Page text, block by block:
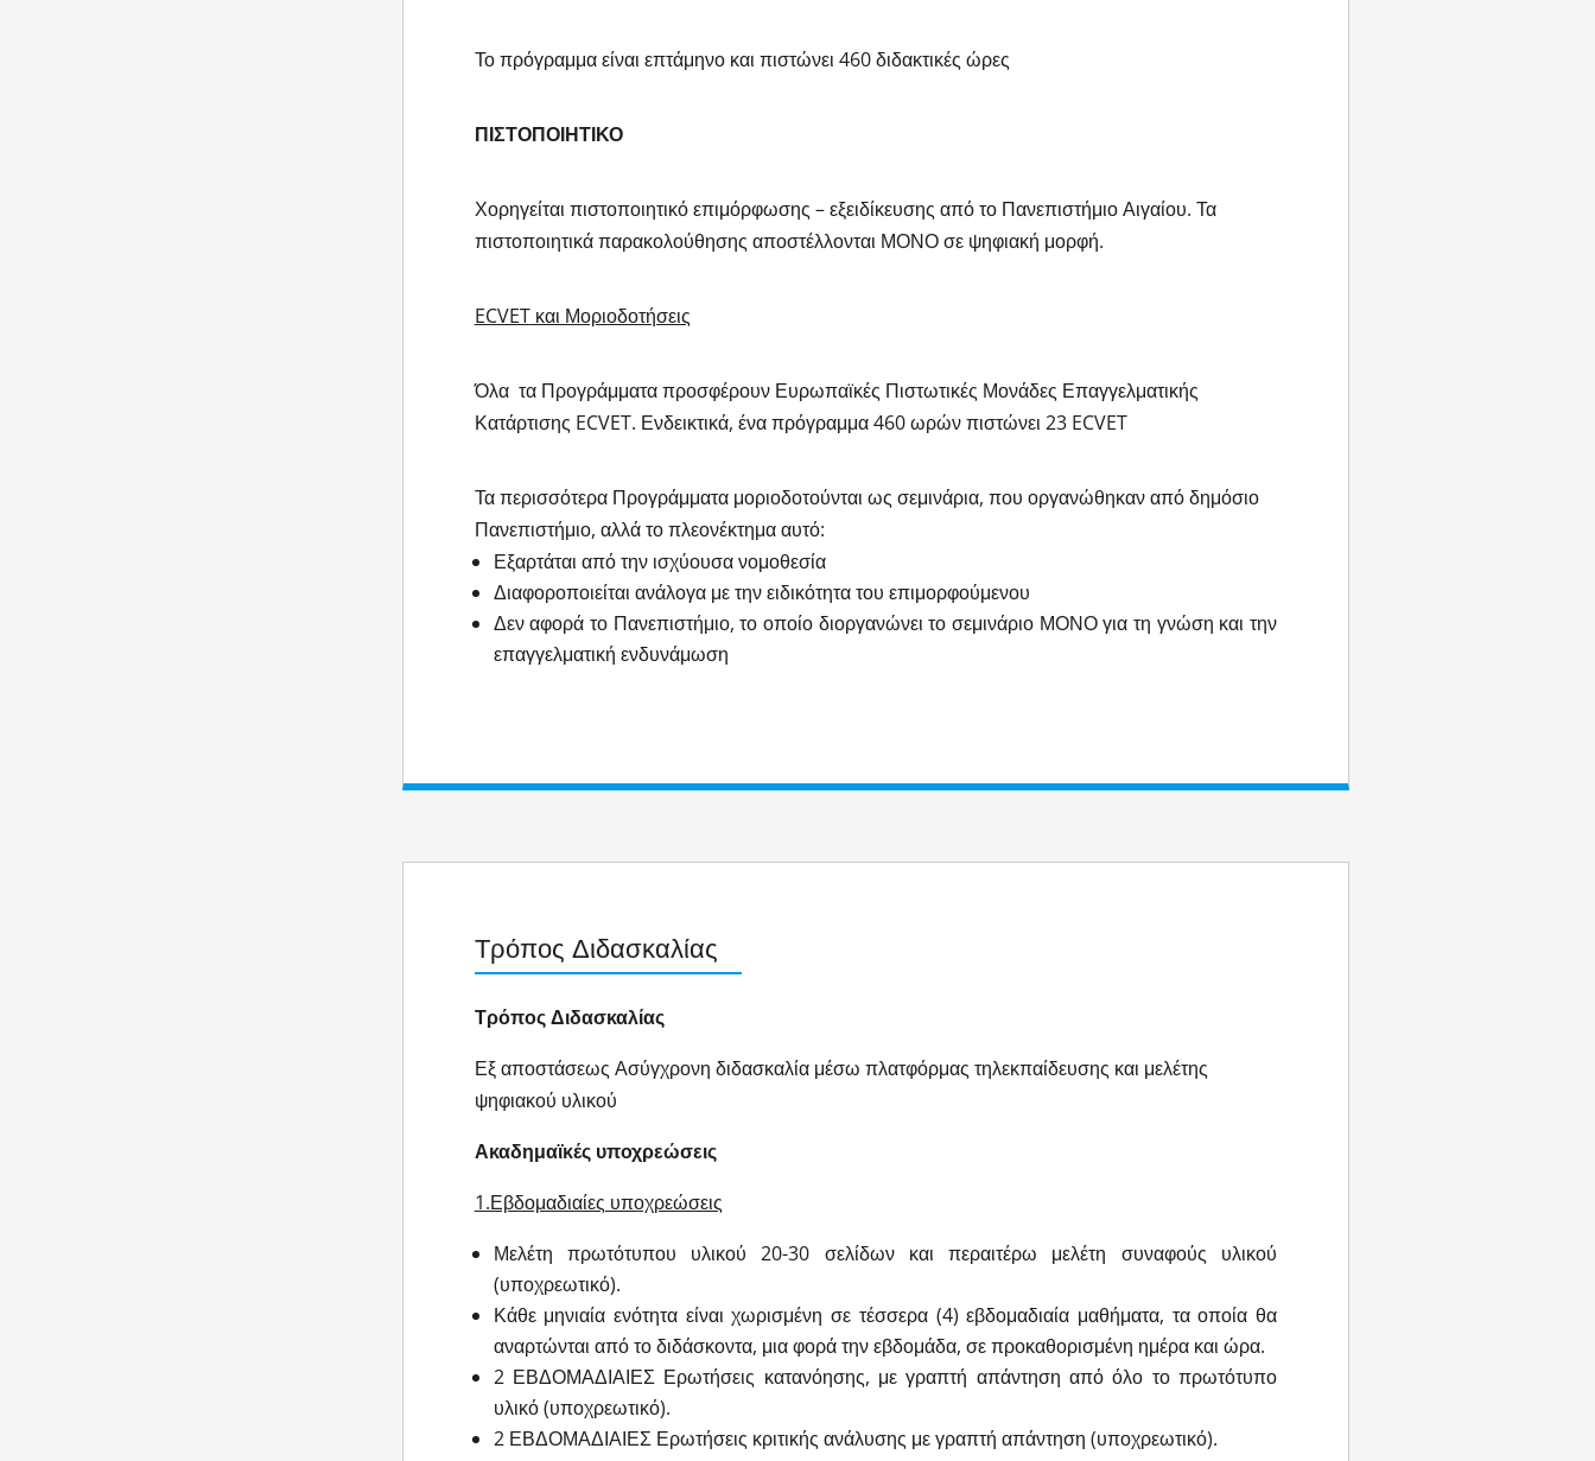
Το πρόγραμμα είναι επτάμηνο και πιστώνει 460 διδακτικές ώρες
ΠΙΣΤΟΠΟΙΗΤΙΚΟ
Χορηγείται πιστοποιητικό επιμόρφωσης – εξειδίκευσης από το Πανεπιστήμιο Αιγαίου. Τα
πιστοποιητικά παρακολούθησης αποστέλλονται ΜΟΝΟ σε ψηφιακή μορφή.
ECVETκαι Μοριοδοτήσεις
Όλα τα Προγράμματα προσφέρουν Ευρωπαϊκές Πιστωτικές Μονάδες Επαγγελματικής
Κατάρτισης ECVET. Ενδεικτικά, ένα πρόγραμμα 460 ωρών πιστώνει 23 ECVET
Τα περισσότερα Προγράμματα μοριοδοτούνται ως σεμινάρια, που οργανώθηκαν από δημόσιο
Πανεπιστήμιο, αλλά το πλεονέκτημα αυτό:
Εξαρτάται από την ισχύουσα νομοθεσία
Διαφοροποιείται ανάλογα με την ειδικότητα του επιμορφούμενου
Δεν αφορά το Πανεπιστήμιο, το οποίο διοργανώνει το σεμινάριο ΜΟΝΟ για τη γνώση και την
επαγγελματική ενδυνάμωση
Τρόπος Διδασκαλίας
Τρόπος Διδασκαλίας
Εξ αποστάσεως Ασύγχρονη διδασκαλία μέσω πλατφόρμας τηλεκπαίδευσης και μελέτης
ψηφιακού υλικού
Ακαδημαϊκές υποχρεώσεις
1.Εβδομαδιαίες υποχρεώσεις
Μελέτη πρωτότυπου υλικού 20-30 σελίδων και περαιτέρω μελέτη συναφούς υλικού
(υποχρεωτικό).
Κάθε μηνιαία ενότητα είναι χωρισμένη σε τέσσερα (4) εβδομαδιαία μαθήματα, τα οποία θα
αναρτώνται από το διδάσκοντα, μια φορά την εβδομάδα, σε προκαθορισμένη ημέρα και ώρα.
2 ΕΒΔΟΜΑΔΙΑΙΕΣ Ερωτήσεις κατανόησης, με γραπτή απάντηση από όλο το πρωτότυπο
υλικό (υποχρεωτικό).
2 ΕΒΔΟΜΑΔΙΑΙΕΣ Ερωτήσεις κριτικής ανάλυσης με γραπτή απάντηση (υποχρεωτικό).